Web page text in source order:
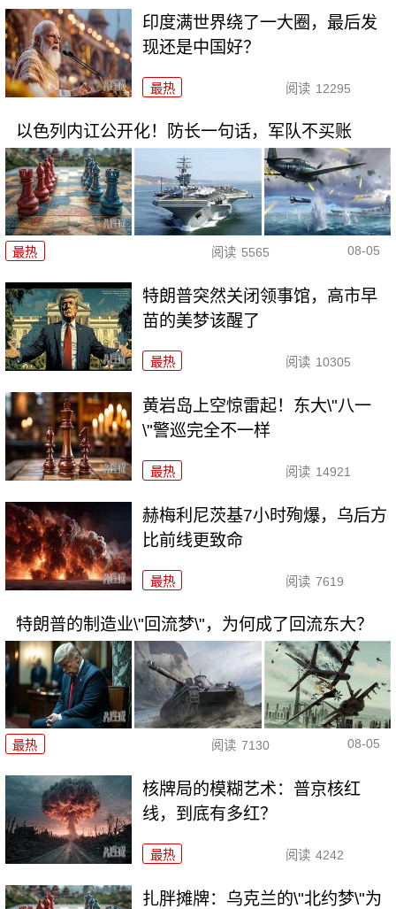
印度满世界绕了一大圈，最后发
现还是中国好？
最热 阅读 12295
以色列内讧公开化！防长一句话，军队不买账
最热 阅读 5565 08-05
特朗普突然关闭领事馆，高市早
苗的美梦该醒了
最热 阅读 10305
黄岩岛上空惊雷起！东大\"八一
\"警巡完全不一样
最热 阅读 14921
赫梅利尼茨基7小时殉爆，乌后方
比前线更致命
最热 阅读 7619
特朗普的制造业\"回流梦\"，为何成了回流东大？
最热 阅读 7130 08-05
核牌局的模糊艺术：普京核红
线，到底有多红？
最热 阅读 4242
扎胖摊牌：乌克兰的\"北约梦\"为